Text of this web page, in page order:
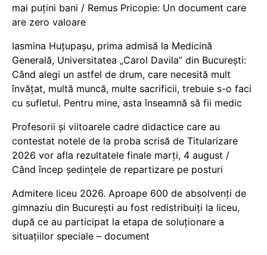
mai puțini bani / Remus Pricopie: Un document care
are zero valoare
Iasmina Huțupașu, prima admisă la Medicină
Generală, Universitatea „Carol Davila” din București:
Când alegi un astfel de drum, care necesită mult
învățat, multă muncă, multe sacrificii, trebuie s-o faci
cu sufletul. Pentru mine, asta înseamnă să fii medic
Profesorii și viitoarele cadre didactice care au
contestat notele de la proba scrisă de Titularizare
2026 vor afla rezultatele finale marți, 4 august /
Când încep ședințele de repartizare pe posturi
Admitere liceu 2026. Aproape 600 de absolvenți de
gimnaziu din București au fost redistribuiți la liceu,
după ce au participat la etapa de soluționare a
situațiilor speciale – document